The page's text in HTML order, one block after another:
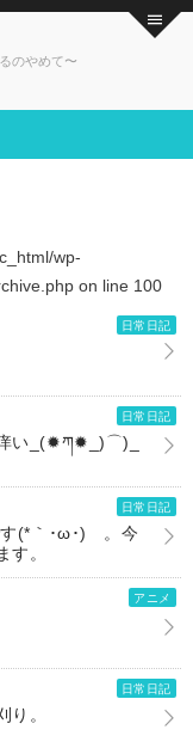
のやめて〜
wp-
on line 100
日常日記
日常日記
い_(✹ཀ✹_)⌒)_
日常日記
(*｀･ω･)ゞ。今
す。
アニメ
日常日記
り。